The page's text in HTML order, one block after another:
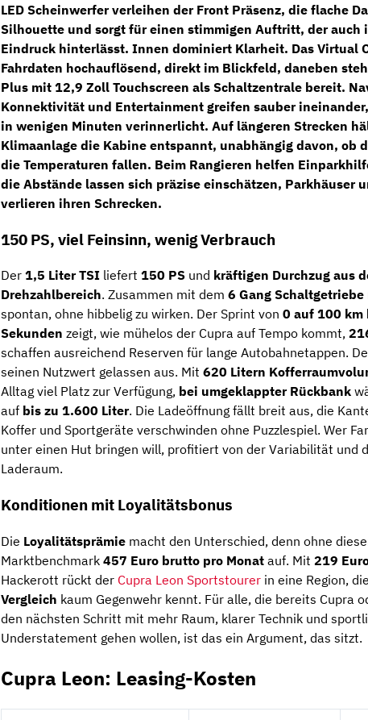
LED Scheinwerferverleihen der Front Präsenz, die flache
Silhouette und sorgt für einen stimmigen Auftritt, der auch
Eindruck hinterlässt. Innen dominiert Klarheit. Das Virtual
Fahrdaten hochauflösend, direkt im Blickfeld, daneben
Plus mit 12,9 Zoll Touchscreen als Schaltzentrale bereit.
Konnektivität und Entertainment greifen sauber
in wenigen Minuten verinnerlicht. Auf längeren Strecken
Klimaanlage die Kabine entspannt, unabhängig davon, ob
die Temperaturen fallen. Beim Rangieren helfen
die Abstände lassen sich präzise einschätzen, Parkhäuser
verlieren ihren Schrecken.
150 PS, viel Feinsinn, wenig Verbrauch
Der 1,5 Liter TSI liefert 150 PS und kräftigen Durchzug aus
Drehzahlbereich. Zusammen mit dem 6 Gang Schaltgetriebe
spontan, ohne hibbelig zu wirken. Der Sprint von 0 auf 100 km
Sekunden zeigt, wie mühelos der Cupra auf Tempo kommt,
schaffen ausreichend Reserven für lange Autobahnetappen.
seinen Nutzwert gelassen aus. Mit 620 Litern
Alltag viel Platz zur Verfügung, bei umgeklappter Rückbank
auf bis zu 1.600 Liter. Die Ladeöffnung fällt breit aus, die
Koffer und Sportgeräte verschwinden ohne Puzzlespiel. Wer
unter einen Hut bringen will, profitiert von der Variabilität und
Laderaum.
Konditionen mit Loyalitätsbonus
Die Loyalitätsprämie macht den Unterschied, denn ohne
Marktbenchmark 457 Euro brutto pro Monat auf. Mit 219
Hackerott rückt der Cupra Leon Sportstourer in eine Region,
Vergleich kaum Gegenwehr kennt. Für alle, die bereits Cupra
den nächsten Schritt mit mehr Raum, klarer Technik und
Understatement gehen wollen, ist das ein Argument, das sitzt.
Cupra Leon: Leasing-Kosten